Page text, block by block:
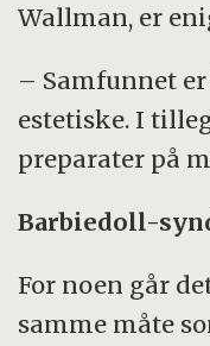
Wallman, er
– Samfunnet
estetiske. I
preparater på
Barbiedoll-
For noen går
samme måte